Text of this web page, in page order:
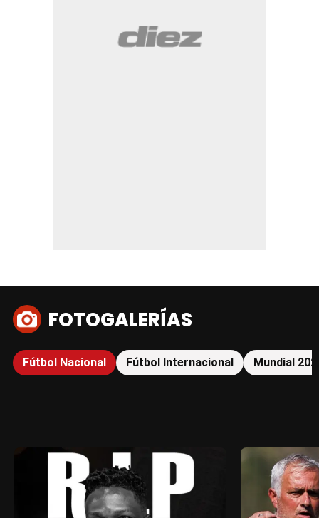
FOTOGALERÍAS
Fútbol Nacional Fútbol Internacional Mundial